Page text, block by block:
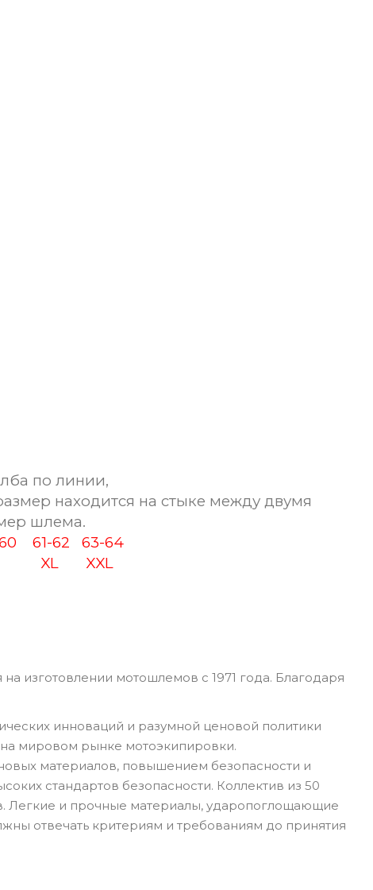
по линии,
находится на стыке между двумя
шлема.
61-62 63-64
XL XXL
изготовлении мотошлемов с 1971 года. Благодаря
инноваций и разумной ценовой политики
мировом рынке мотоэкипировки.
материалов, повышением безопасности и
стандартов безопасности. Коллектив из 50
Легкие и прочные материалы, ударопоглощающие
отвечать критериям и требованиям до принятия